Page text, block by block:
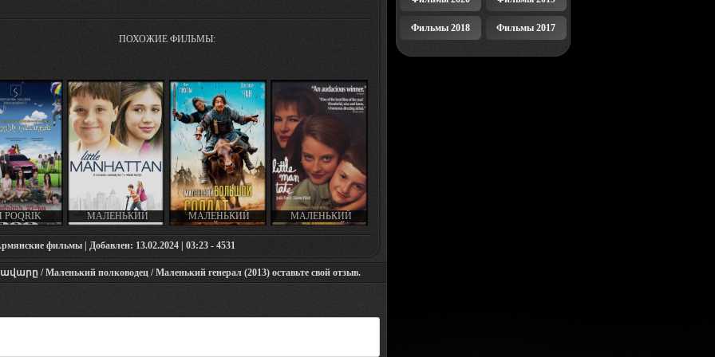
ПОХОЖИЕ ФИЛЬМЫ:
POQRIK
/ ИМ
ПЕСАЦУН /
ՓՈՔՐԻԿ
(2014)
МАЛЕНЬКИЙ
МАНХЭТТЕН /
LITTLE MANHATTAN
(2005)
МАЛЕНЬКИЙ
БОЛЬШОЙ СОЛДАТ /
БОЛЬШОЙ СОЛДАТ /
DA BING XIAO
JIANG / LITTLE BIG
SOLDIER (2010)
МАЛЕНЬКИЙ
ЧЕЛОВЕК ТЕЙТ /
LITTLE MAN TATE
фильмы | Добавлен: 13.02.2024 | 03:23 - 4531
/ Маленький полководец / Маленький генерал (2013) оставьте свой отзыв.
Фильмы 2018 Фильмы 2017